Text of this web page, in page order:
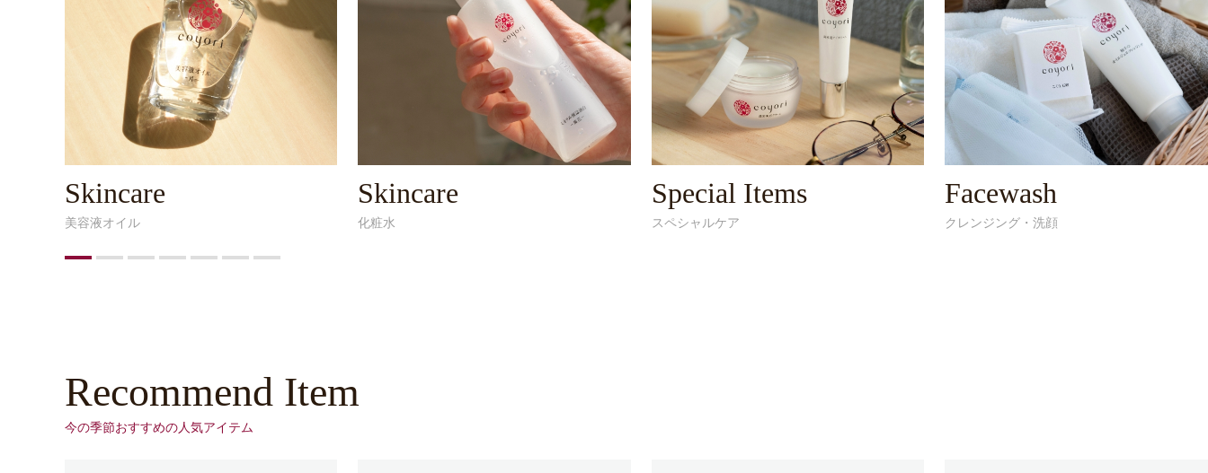
Skincare
美容液オイル
Skincare
化粧⽔
Special Items
スペシャルケア
Facewash
クレンジング・洗顔
Recommend Item
今の季節おすすめの⼈気アイテム